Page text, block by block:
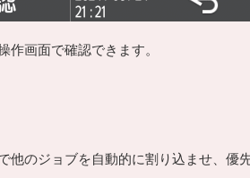
作画面で確認できます。
他のジョブを自動的に割り込ませ、